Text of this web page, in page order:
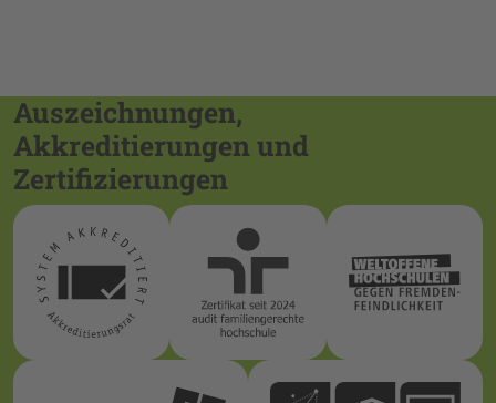
Auszeichnungen,
Akkreditierungen und
Zertifizierungen